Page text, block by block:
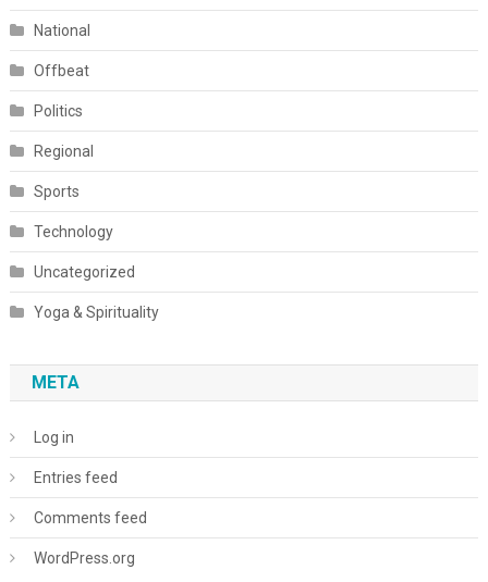
National
Offbeat
Politics
Regional
Sports
Technology
Uncategorized
Yoga & Spirituality
META
Log in
Entries feed
Comments feed
WordPress.org